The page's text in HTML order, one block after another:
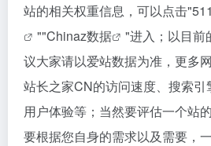
站的相关权重信息，可以点击"
""Chinaz数据
"进入；以目前
议大家请以爱站数据为准，更多
站长之家CN的访问速度、搜索引
用户体验等；当然要评估一个站
要根据您自身的需求以及需要，